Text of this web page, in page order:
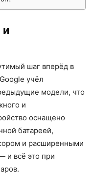
и
шаг вперёд в
учёл
модели, что
и
оснащено
батареей,
и расширенными
и всё это при